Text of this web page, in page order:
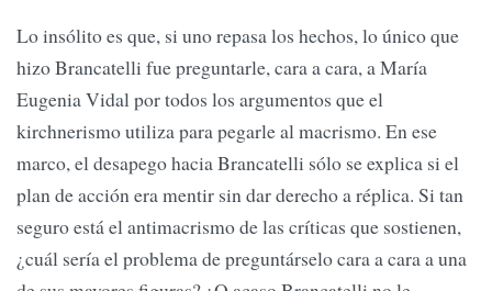
Lo insólito es que, si uno repasa los hechos, lo único que
hizo Brancatelli fue preguntarle, cara a cara, a María
Eugenia Vidal por todos los argumentos que el
kirchnerismo utiliza para pegarle al macrismo. En ese
marco, el desapego hacia Brancatelli sólo se explica si el
plan de acción era mentir sin dar derecho a réplica. Si tan
seguro está el antimacrismo de las críticas que sostienen,
¿cuál sería el problema de preguntárselo cara a cara a una